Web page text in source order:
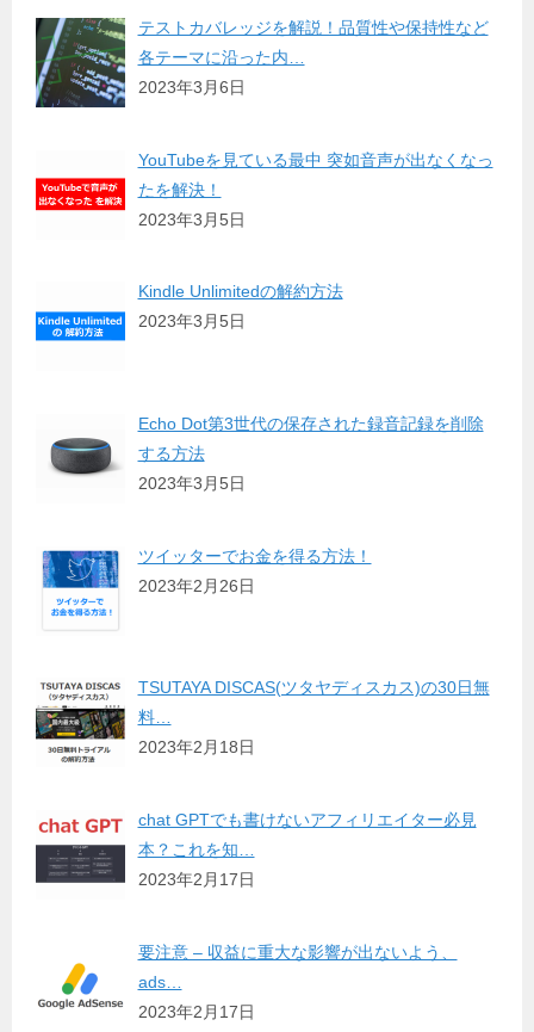
テストカバレッジを解説！品質性や保持性など
各テーマに沿った内…
2023年3月6日
YouTubeを見ている最中 突如音声が出なくなっ
たを解決！
2023年3月5日
Kindle Unlimitedの解約方法
2023年3月5日
Echo Dot第3世代の保存された録音記録を削除
する方法
2023年3月5日
ツイッターでお金を得る方法！
2023年2月26日
TSUTAYA DISCAS(ツタヤディスカス)の30日無
料…
2023年2月18日
chat GPTでも書けないアフィリエイター必見
本？これを知…
2023年2月17日
要注意 – 収益に重大な影響が出ないよう、
ads…
2023年2月17日